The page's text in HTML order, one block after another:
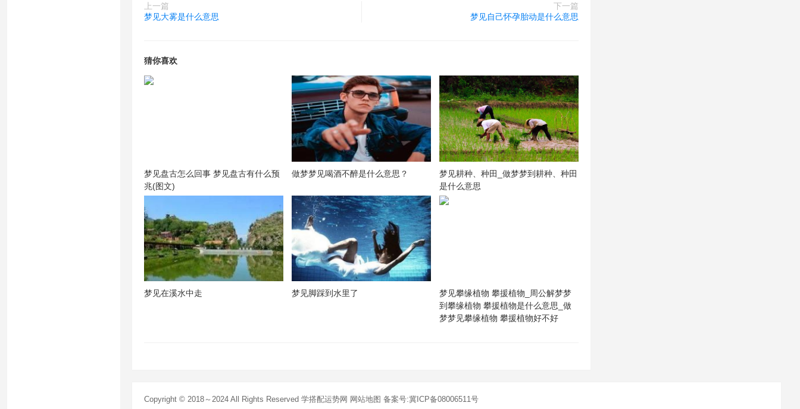
梦白衣。
上一篇
梦见大雾是什么意思
下一篇
梦见自己怀孕胎动是什么意思
猜你喜欢
梦见盘古怎么回事 梦见盘古有什么预
兆(图文)
做梦梦见喝酒不醉是什么意思？
梦见耕种、种田_做梦梦到耕种、种田
是什么意思
梦见在溪水中走 梦见脚踩到水里了
梦见攀缘植物 攀援植物_周公解梦梦
到攀缘植物 攀援植物是什么意思_做
梦梦见攀缘植物 攀援植物好不好
Copyright © 2018～2024 All Rights Reserved 学搭配运势网 网站地图 备案号:冀ICP备08006511号